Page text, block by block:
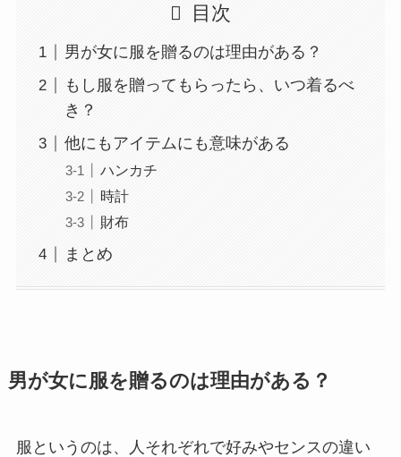
目次
男が女に服を贈るのは理由がある？
もし服を贈ってもらったら、いつ着るべ
き？
他にもアイテムにも意味がある
ハンカチ
時計
財布
まとめ
男が女に服を贈るのは理由がある？
服というのは、人それぞれで好みやセンスの違い